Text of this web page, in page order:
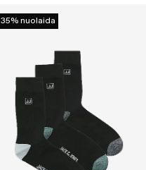
35% nuolaida